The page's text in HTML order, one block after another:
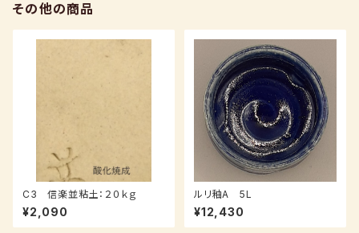
その他の商品
C3 信楽並粘土：２０ｋｇ
¥2,090
ルリ釉A 5L
¥12,430